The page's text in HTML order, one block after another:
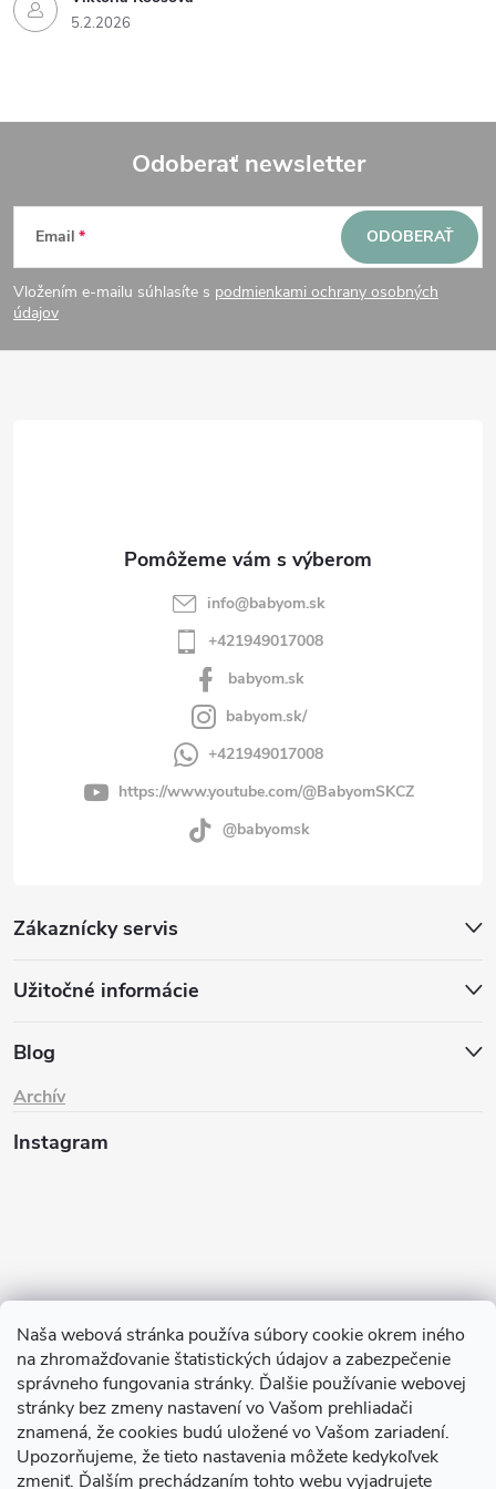
Naša webová stránka používa súbory cookie okrem iného
na zhromažďovanie štatistických údajov a zabezpečenie
správneho fungovania stránky. Ďalšie používanie webovej
stránky bez zmeny nastavení vo Vašom prehliadači
znamená, že cookies budú uložené vo Vašom zariadení.
Upozorňujeme, že tieto nastavenia môžete kedykoľvek
zmeniť. Ďalším prechádzaním tohto webu vyjadrujete
v
p
s
u
5.2.2026
Z
á
p
Odoberať newsletter
Email
Vložením e-mailu súhlasíte s podmienkami ochrany osobných
údajov
ODOBERAŤ
Zákaznícky servis
Užitočné informácie
Blog
Archív
info@babyom.sk
+421949017008
babyom.sk
babyom.sk/
+421949017008
https://www.youtube.com/@BabyomSKCZ
@babyomsk
Instagram
Sledovať na Instagrame
TIk Tok Instagram Facebook